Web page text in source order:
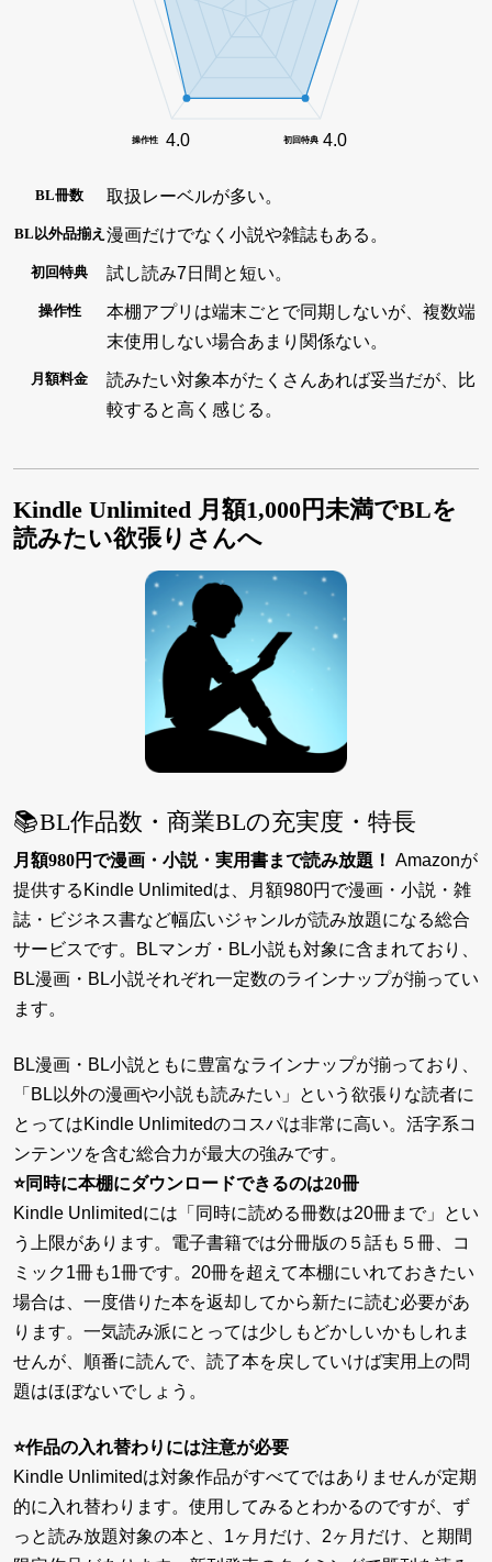
初回特典 4.0
操作性 4.0
BL冊数 取扱レーベルが多い。
BL以外品揃え 漫画だけでなく小説や雑誌もある。
初回特典 試し読み7日間と短い。
操作性
本棚アプリは端末ごとで同期しないが、複数端
末使用しない場合あまり関係ない。
月額料金
読みたい対象本がたくさんあれば妥当だが、比
較すると高く感じる。
Kindle Unlimited 月額1,000円未満でBLを
読みたい欲張りさんへ
📚BL作品数・商業BLの充実度・特長
月額980円で漫画・小説・実用書まで読み放題！ Amazonが
提供するKindle Unlimitedは、月額980円で漫画・小説・雑
誌・ビジネス書など幅広いジャンルが読み放題になる総合
サービスです。BLマンガ・BL小説も対象に含まれており、
BL漫画・BL小説それぞれ一定数のラインナップが揃ってい
ます。
BL漫画・BL小説ともに豊富なラインナップが揃っており、
「BL以外の漫画や小説も読みたい」という欲張りな読者に
とってはKindle Unlimitedのコスパは非常に高い。活字系コ
ンテンツを含む総合力が最大の強みです。
⭐同時に本棚にダウンロードできるのは20冊
Kindle Unlimitedには「同時に読める冊数は20冊まで」とい
う上限があります。電子書籍では分冊版の５話も５冊、コ
ミック1冊も1冊です。20冊を超えて本棚にいれておきたい
場合は、一度借りた本を返却してから新たに読む必要があ
ります。一気読み派にとっては少しもどかしいかもしれま
せんが、順番に読んで、読了本を戻していけば実用上の問
題はほぼないでしょう。
⭐作品の入れ替わりには注意が必要
Kindle Unlimitedは対象作品がすべてではありませんが定期
的に入れ替わります。使用してみるとわかるのですが、ず
っと読み放題対象の本と、1ヶ月だけ、2ヶ月だけ、と期間